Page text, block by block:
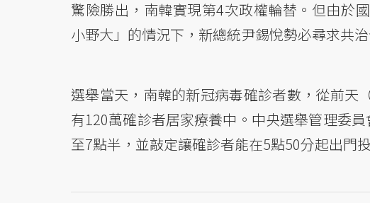
驚險勝出，南韓實現第4次政權輪替。但由於
小野大」的情況下，新總統尹錫悅勢必尋求共治
選舉當天，南韓的新冠病毒確診者數，從前天
有120萬確診者居家療養中。中央選舉管理委
至7點半，並敲定讓確診者能在5點50分起出門